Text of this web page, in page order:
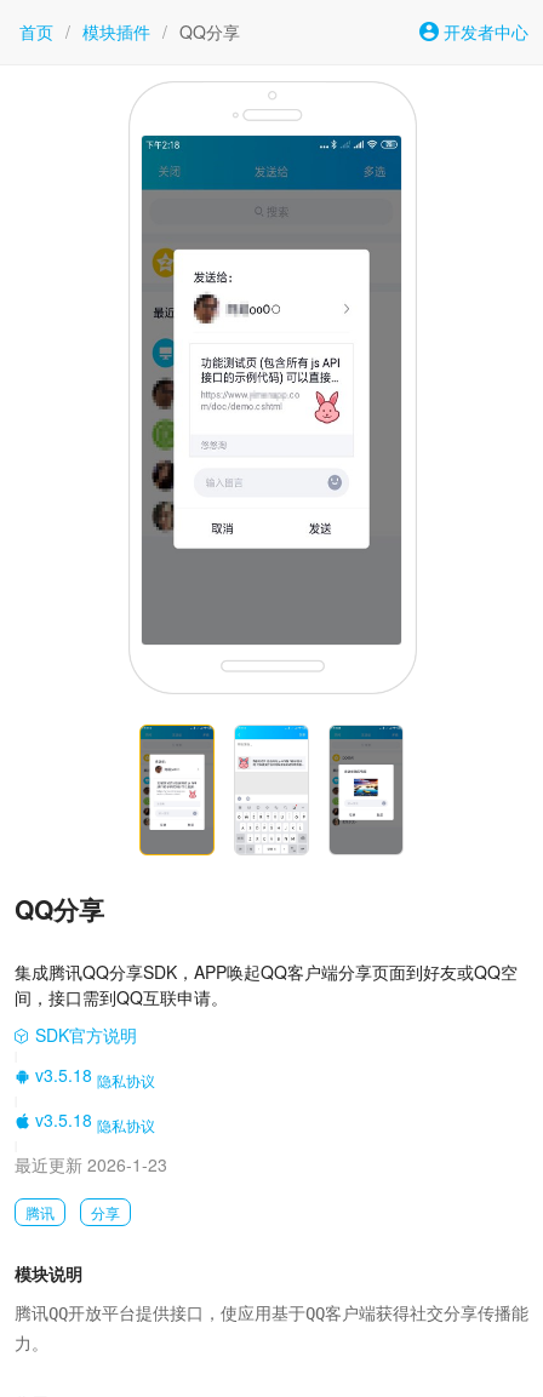
首页 / 模块插件 / QQ分享 开发者中心
QQ分享
集成腾讯QQ分享SDK，APP唤起QQ客户端分享页面到好友或QQ空
间，接口需到QQ互联申请。
SDK官方说明
v3.5.18 隐私协议
v3.5.18 隐私协议
最近更新 2026-1-23
腾讯 分享
模块说明
腾讯QQ开放平台提供接口，使应用基于QQ客户端获得社交分享传播能
力。